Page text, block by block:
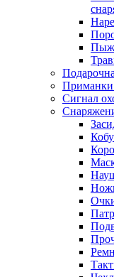
Приманки
Сигнал